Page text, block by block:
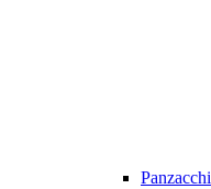
Panzacchi